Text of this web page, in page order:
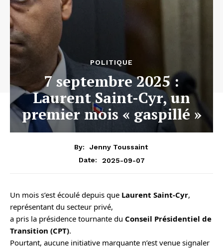
POLITIQUE
7 septembre 2025 :
Laurent Saint-Cyr, un
premier mois « gaspillé »
By:
Jenny Toussaint
Date:
2025-09-07
Un mois s’est écoulé depuis que Laurent Saint-Cyr,
représentant du secteur privé,
a pris la présidence tournante du Conseil Présidentiel de
Transition (CPT).
Pourtant, aucune initiative marquante n’est venue signaler